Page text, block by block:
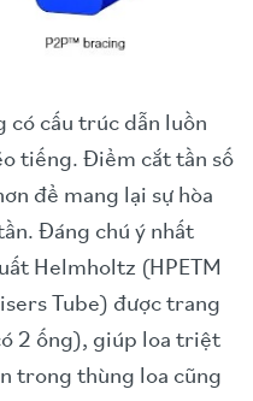
có cấu trúc dẫn luồn
tiếng. Điểm cắt tần số
để mang lại sự hòa
Đáng chú ý nhất
Helmholtz (HPETM
Tube) được trang
2 ống), giúp loa triệt
trong thùng loa cũng